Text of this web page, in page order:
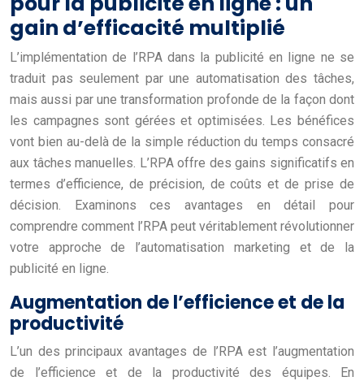
gain d’efficacité multiplié
L’implémentation de l’RPA dans la publicité en ligne ne se
traduit pas seulement par une automatisation des tâches,
mais aussi par une transformation profonde de la façon dont
les campagnes sont gérées et optimisées. Les bénéfices
vont bien au-delà de la simple réduction du temps consacré
aux tâches manuelles. L’RPA offre des gains significatifs en
termes d’efficience, de précision, de coûts et de prise de
décision. Examinons ces avantages en détail pour
comprendre comment l’RPA peut véritablement révolutionner
votre approche de l’automatisation marketing et de la
publicité en ligne.
Augmentation de l’efficience et de la
productivité
L’un des principaux avantages de l’RPA est l’augmentation
de l’efficience et de la productivité des équipes. En